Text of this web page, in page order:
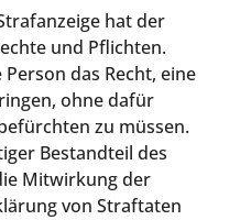
hat der
und Pflichten.
das Recht, eine
ohne dafür
zu müssen.
Bestandteil des
Mitwirkung der
von Straftaten